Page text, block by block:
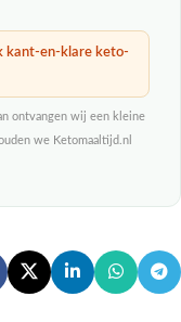
kant-en-klare keto-
ontvangen wij een kleine
we Ketomaaltijd.nl